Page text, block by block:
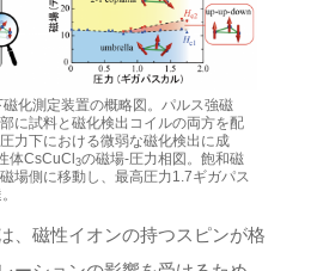
化測定装置の概略図。パルス強磁
に試料と磁化検出コイルの両方を配
力下における微弱な磁化検出に成
体CsCuCl 3の磁場‐圧力相図。飽和磁
場側に移動し、最高圧力1.7ギガパス
、磁性イオンの持つスピンが格